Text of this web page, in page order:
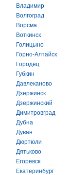
Владимир
Волгоград
Ворсма
Воткинск
Голицыно
Горно-Алтайск
Городец
Губкин
Давлеканово
Дзержинск
Дзержинский
Димитровград
Дубна
Дуван
Дюртюли
Дятьково
Егоревск
Екатеринбург